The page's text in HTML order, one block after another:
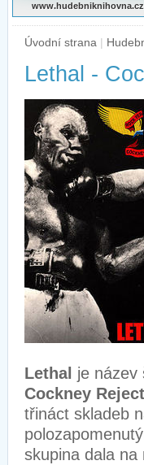
www.hudebniknihovna.cz
Úvodní strana |
Lethal -
Lethal je název
Cockney
třináct skladeb
skupina dala